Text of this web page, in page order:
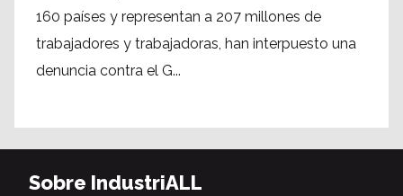
160 países y representan a 207 millones de
trabajadores y trabajadoras, han interpuesto una
denuncia contra el G...
Sobre IndustriALL